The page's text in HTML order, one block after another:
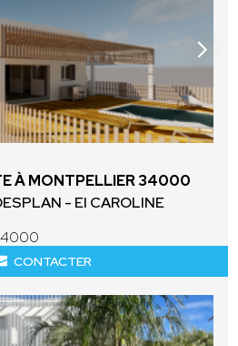
À MONTPELLIER 34000
- EI CAROLINE
CONTACTER